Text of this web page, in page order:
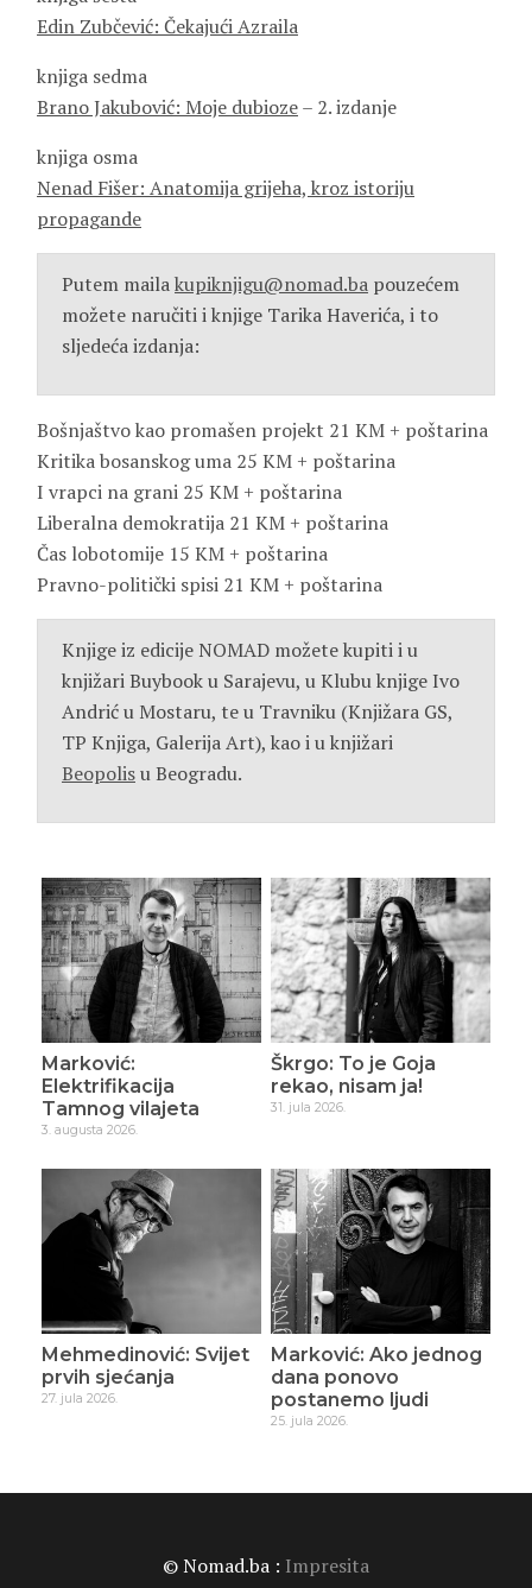
Edin Zubčević: Čekajući Azraila
knjiga sedma
Brano Jakubović: Moje dubioze– 2. izdanje
knjiga osma
Nenad Fišer: Anatomija grijeha, kroz istoriju
propagande
Putem mailakupiknjigu@nomad.ba pouzećem
možete naručiti i knjige Tarika Haverića, i to
sljedeća izdanja:
Bošnjaštvo kao promašen projekt 21 KM + poštarina
Kritika bosanskog uma 25 KM + poštarina
I vrapci na grani 25 KM + poštarina
Liberalna demokratija 21 KM + poštarina
Čas lobotomije 15 KM + poštarina
Pravno-politički spisi 21 KM + poštarina
Knjige iz edicije NOMAD možete kupiti i u
knjižari Buybook u Sarajevu, u Klubu knjige Ivo
Andrić u Mostaru, te u Travniku (Knjižara GS,
TP Knjiga, Galerija Art), kao i u knjižari
Beopolisu Beogradu.
Marković:
Elektrifikacija
Tamnog vilajeta
3. augusta 2026.
Škrgo: To je Goja
rekao, nisam ja!
31. jula 2026.
Mehmedinović: Svijet
prvih sjećanja
27. jula 2026.
Marković: Ako jednog
dana ponovo
postanemo ljudi
25. jula 2026.
© Nomad.ba : Impresita